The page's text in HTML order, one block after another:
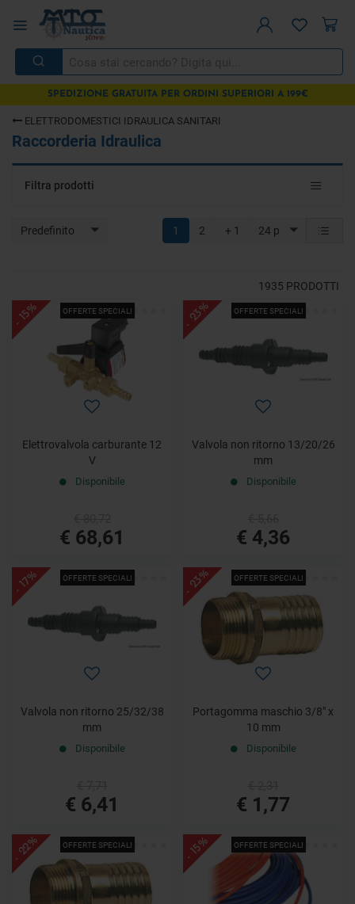
SPEDIZIONE GRATUITA PER ORDINI SUPERIORI A 199€
ELETTRODOMESTICI IDRAULICA SANITARI
Raccorderia Idraulica
Toggle
Filtra prodotti
Predefinito 24 p
1 2 + 1
1935 PRODOTTI
OFFERTE SPECIALI
- 15%
Elettrovalvola carburante 12
V
Disponibile
€ 68,61
OFFERTE SPECIALI
- 23%
Valvola non ritorno 13/20/26
mm
Disponibile
€ 4,36
OFFERTE SPECIALI
- 17%
Valvola non ritorno 25/32/38
mm
Disponibile
€ 6,41
OFFERTE SPECIALI
- 23%
Portagomma maschio 3/8" x
10 mm
Disponibile
€ 1,77
OFFERTE SPECIALI
- 22% OFFERTE SPECIALI
- 15%